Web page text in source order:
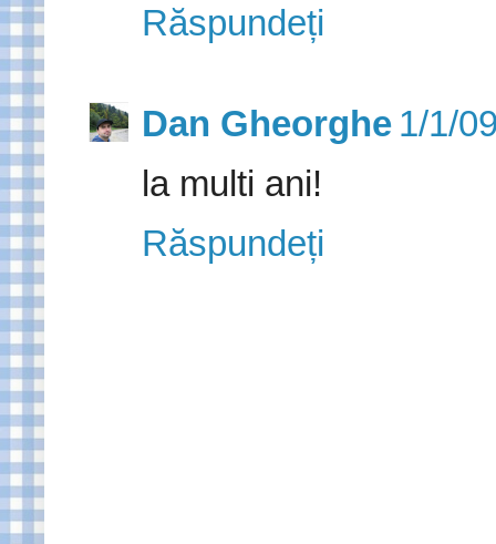
Răspundeți
Dan Gheorghe 1/1/
la multi ani!
Răspundeți